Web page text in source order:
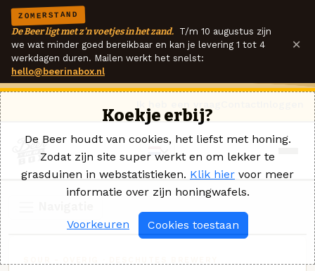
ZOMERSTAND
De Beer ligt met z'n voetjes in het zand. T/m 10 augustus zijn
we wat minder goed bereikbaar en kan je levering 1 tot 4
werkdagen duren. Mailen werkt het snelst:
hello@beerinabox.nl
×
Koekje erbij?
De Beer houdt van cookies, het liefst met honing.
Zodat zijn site super werkt en om lekker te
grasduinen in webstatistieken. Klik hier voor meer
informatie over zijn honingwafels.
Voorkeuren Cookies toestaan